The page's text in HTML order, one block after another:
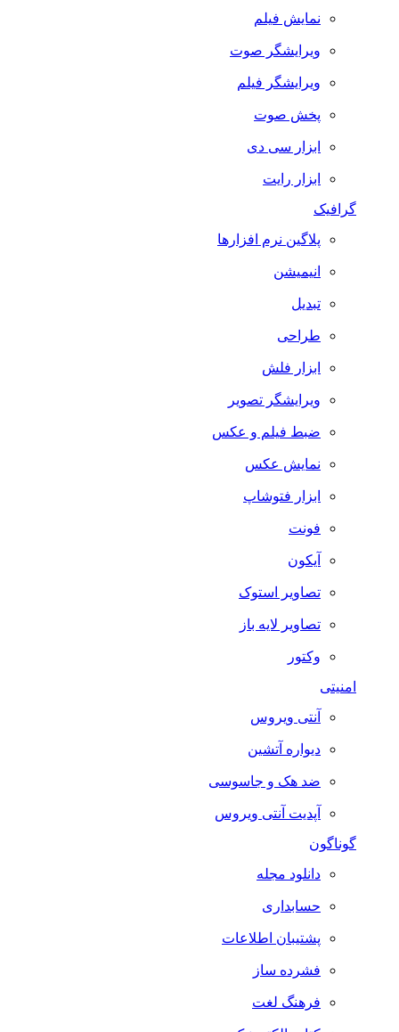
نمایش فیلم
ویرایشگر صوت
ویرایشگر فیلم
پخش صوت
ابزار سی دی
ابزار رایت
گرافیک
پلاگین نرم افزارها
انیمیشن
تبدیل
طراحی
ابزار فلش
ویرایشگر تصویر
ضبط فيلم و عكس
نمایش عکس
ابزار فتوشاپ
فونت
آیکون
تصاویر استوک
تصاویر لایه باز
وکتور
امنیتی
آنتی ویروس
دیواره آتشین
ضد هک و جاسوسی
آپدیت آنتی ویروس
گوناگون
دانلود مجله
حسابداری
پشتیبان اطلاعات
فشرده ساز
فرهنگ لغت